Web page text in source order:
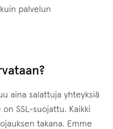
palvelun
aina salattuja yhteyksiä
SSL-suojattu. Kaikki
takana. Emme